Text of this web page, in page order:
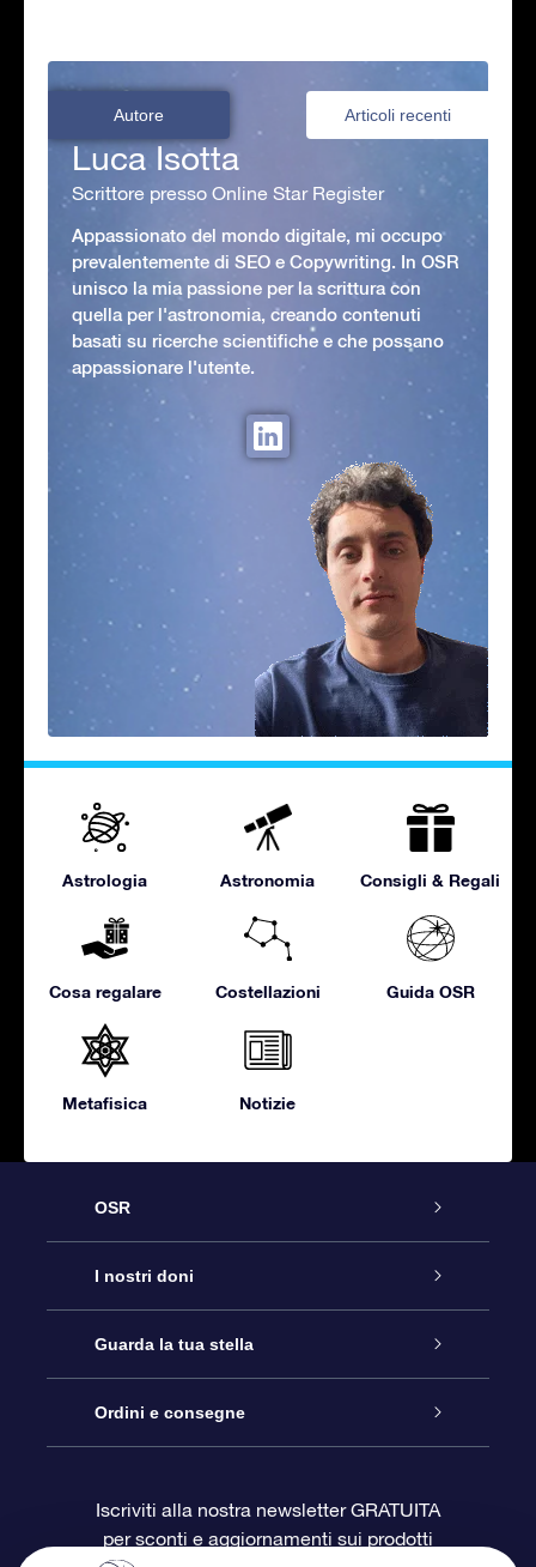
Autore Articoli recenti
Luca Isotta
Scrittore presso Online Star Register
Appassionato del mondo digitale, mi occupo
prevalentemente di SEO e Copywriting. In OSR
unisco la mia passione per la scrittura con
quella per l'astronomia, creando contenuti
basati su ricerche scientifiche e che possano
appassionare l'utente.
Astrologia Astronomia Consigli & Regali
Cosa regalare Costellazioni Guida OSR
Metafisica Notizie
OSR
Assistenza
Contattaci
Blog
OSR Recensioni
I nostri doni
Online Star Gift
Pacchetto regalo OSR
Gift Card OSR
Guarda la tua stella
Registro stellare
Star Page personalizzata
Ordini e consegne
Informazioni di Pagamento
Iscriviti alla nostra newsletter GRATUITA
per sconti e aggiornamenti sui prodotti